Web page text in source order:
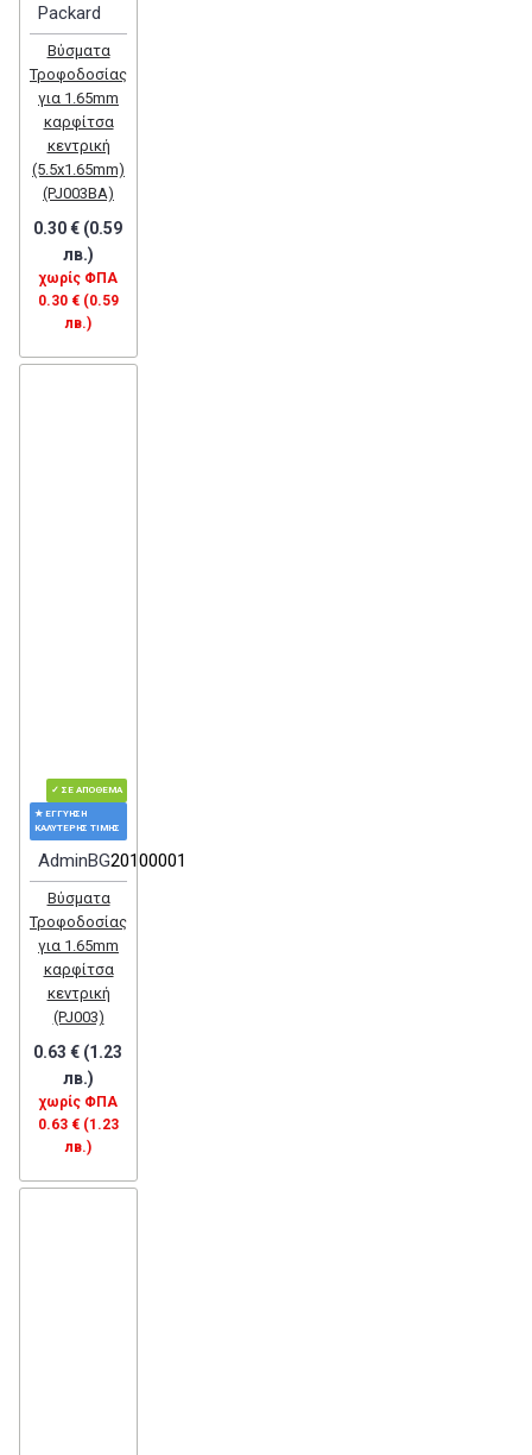
Packard
Βύσματα
Τροφοδοσίας
για 1.65mm
καρφίτσα
κεντρική
(5.5x1.65mm)
(PJ003BA)
0.30 € (0.59
лв.)
χωρίς ΦΠΑ
0.30 € (0.59
лв.)
✓ ΣΕ ΑΠΌΘΕΜΑ
★ ΕΓΓΎΗΣΗ
ΚΑΛΎΤΕΡΗΣ ΤΙΜΉΣ
AdminBG20100001
Βύσματα
Τροφοδοσίας
για 1.65mm
καρφίτσα
κεντρική
(PJ003)
0.63 € (1.23
лв.)
χωρίς ΦΠΑ
0.63 € (1.23
лв.)